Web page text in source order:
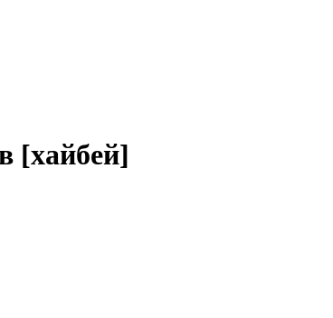
[хайбей]